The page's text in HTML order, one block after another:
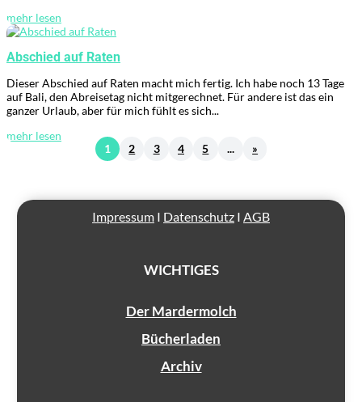
mehr lesen
Abschied auf Raten
Dieser Abschied auf Raten macht mich fertig. Ich habe noch 13 Tage
auf Bali, den Abreisetag nicht mitgerechnet. Für andere ist das ein
ganzer Urlaub, aber für mich fühlt es sich...
mehr lesen
1
2 3 4 5 ... »
Impressum I Datenschutz I AGB
WICHTIGES
Der Mardermolch
Bücherladen
Archiv